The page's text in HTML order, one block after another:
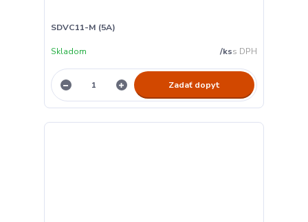
SDVC11-M (5A)
/ks
Skladom
Zadať dopyt